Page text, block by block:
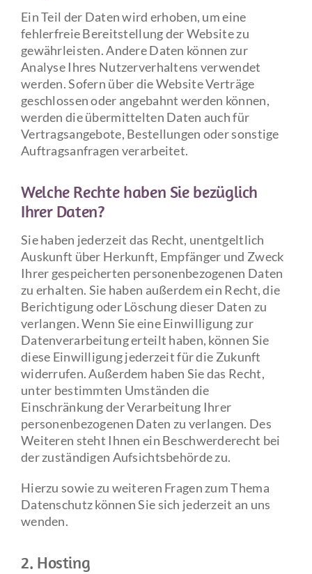
Ein Teil der Daten wird erhoben, um eine
fehlerfreie Bereitstellung der Website zu
gewährleisten. Andere Daten können zur
Analyse Ihres Nutzerverhaltens verwendet
werden. Sofern über die Website Verträge
geschlossen oder angebahnt werden können,
werden die übermittelten Daten auch für
Vertragsangebote, Bestellungen oder sonstige
Auftragsanfragen verarbeitet.
Welche Rechte haben Sie bezüglich
Ihrer Daten?
Sie haben jederzeit das Recht, unentgeltlich
Auskunft über Herkunft, Empfänger und Zweck
Ihrer gespeicherten personenbezogenen Daten
zu erhalten. Sie haben außerdem ein Recht, die
Berichtigung oder Löschung dieser Daten zu
verlangen. Wenn Sie eine Einwilligung zur
Datenverarbeitung erteilt haben, können Sie
diese Einwilligung jederzeit für die Zukunft
widerrufen. Außerdem haben Sie das Recht,
unter bestimmten Umständen die
Einschränkung der Verarbeitung Ihrer
personenbezogenen Daten zu verlangen. Des
Weiteren steht Ihnen ein Beschwerderecht bei
der zuständigen Aufsichtsbehörde zu.
Hierzu sowie zu weiteren Fragen zum Thema
Datenschutz können Sie sich jederzeit an uns
wenden.
2. Hosting